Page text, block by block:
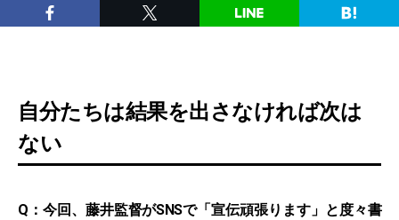
自分たちは結果を出さなければ次は
ない
Q：今回、藤井監督がSNSで「宣伝頑張ります」と度々書